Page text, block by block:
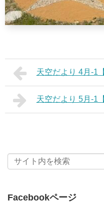
天空だより 4月-1
天空だより 5月-1
Facebookページ